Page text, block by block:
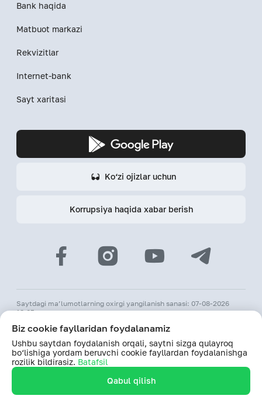
Bank haqida
Matbuot markazi
Rekvizitlar
Internet-bank
Sayt xaritasi
Ko‘zi ojizlar uchun
Korrupsiya haqida xabar berish
Saytdagi ma’lumotlarning oxirgi yangilanish sanasi: 07-08-2026
18:05
© 2026 «Hamkorbank» ATB
O‘zR MBning 31-avgust 1991-yildagi 64-sonli litsenziyasi
Saytdagi ma’lumotlardan foydalanilganda hamkorbank.uz veb-
saytiga havolani biriktirish majburiy
Saytdan foydalanishda davom etish orqali, shaxsiy ma’lumotlarimni
qayta ishlashlariga rozilik bildiraman
Biz cookie fayllaridan foydalanamiz
Ushbu saytdan foydalanish orqali, saytni sizga qulayroq
bo‘lishiga yordam beruvchi cookie fayllardan foydalanishga
rozilik bildirasiz. Batafsil
Qabul qilish